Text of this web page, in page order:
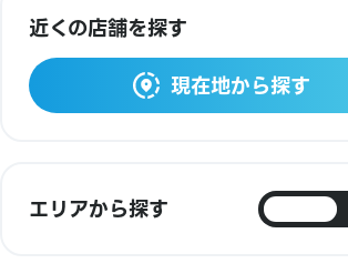
近くの店舗を探す
現在地から探す
エリアから探す